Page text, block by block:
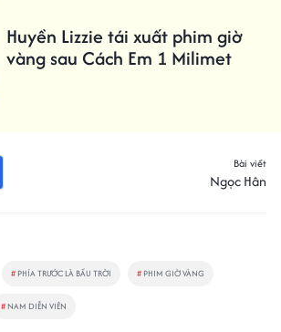
Huyền Lizzie tái xuất phim giờ
vàng sau Cách Em 1 Milimet
Bài viết
Ngọc Hân
# PHÍA TRƯỚC LÀ BẦU TRỜI # PHIM GIỜ VÀNG
# NAM DIỄN VIÊN